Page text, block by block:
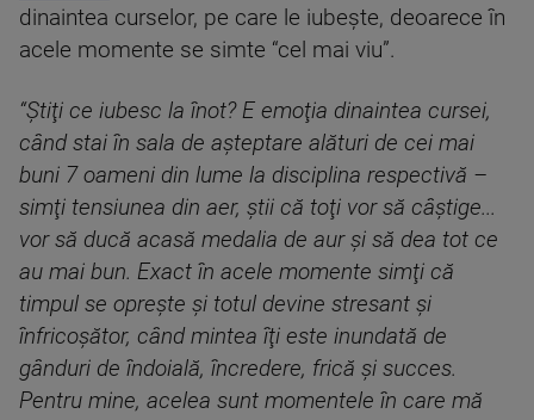
dinaintea curselor, pe care le iubeşte, deoarece în
acele momente se simte “cel mai viu”.
“Ştiţi ce iubesc la înot? E emoţia dinaintea cursei,
când stai în sala de aşteptare alături de cei mai
buni 7 oameni din lume la disciplina respectivă –
simţi tensiunea din aer, ştii că toţi vor să câştige...
vor să ducă acasă medalia de aur şi să dea tot ce
au mai bun. Exact în acele momente simţi că
timpul se opreşte şi totul devine stresant şi
înfricoşător, când mintea îţi este inundată de
gânduri de îndoială, încredere, frică şi succes.
Pentru mine, acelea sunt momentele în care mă